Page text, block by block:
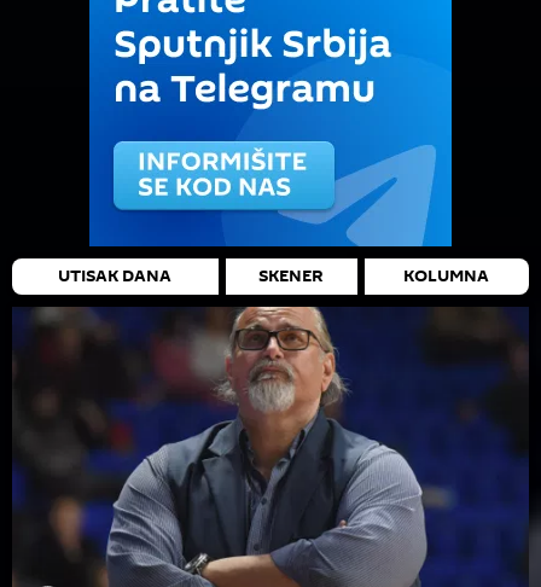
UTISAK DANA SKENER KOLUMNA